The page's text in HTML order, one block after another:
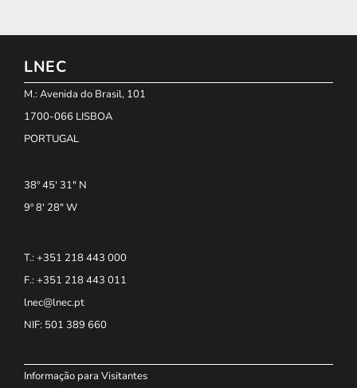
LNEC
M.: Avenida do Brasil, 101
1700-066 LISBOA
PORTUGAL
38º 45' 31" N
9º 8' 28" W
T.: +351 218 443 000
F.: +351 218 443 011
lnec@lnec.pt
NIF: 501 389 660
Informação para Visitantes